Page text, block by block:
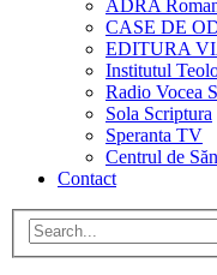
ADRA
CASE DE
EDITURA
Institutul
Radio Vocea
Sola Scriptura
Speranta TV
Centrul de
Contact